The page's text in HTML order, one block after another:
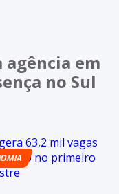
agência em
no Sul